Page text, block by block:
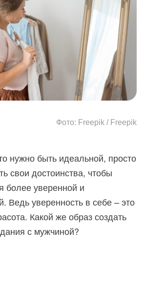
Фото: Freepik / Freepik
нужно быть идеальной, просто
свои достоинства, чтобы
более уверенной и
Ведь уверенность в себе – это
Какой же образ создать
с мужчиной?